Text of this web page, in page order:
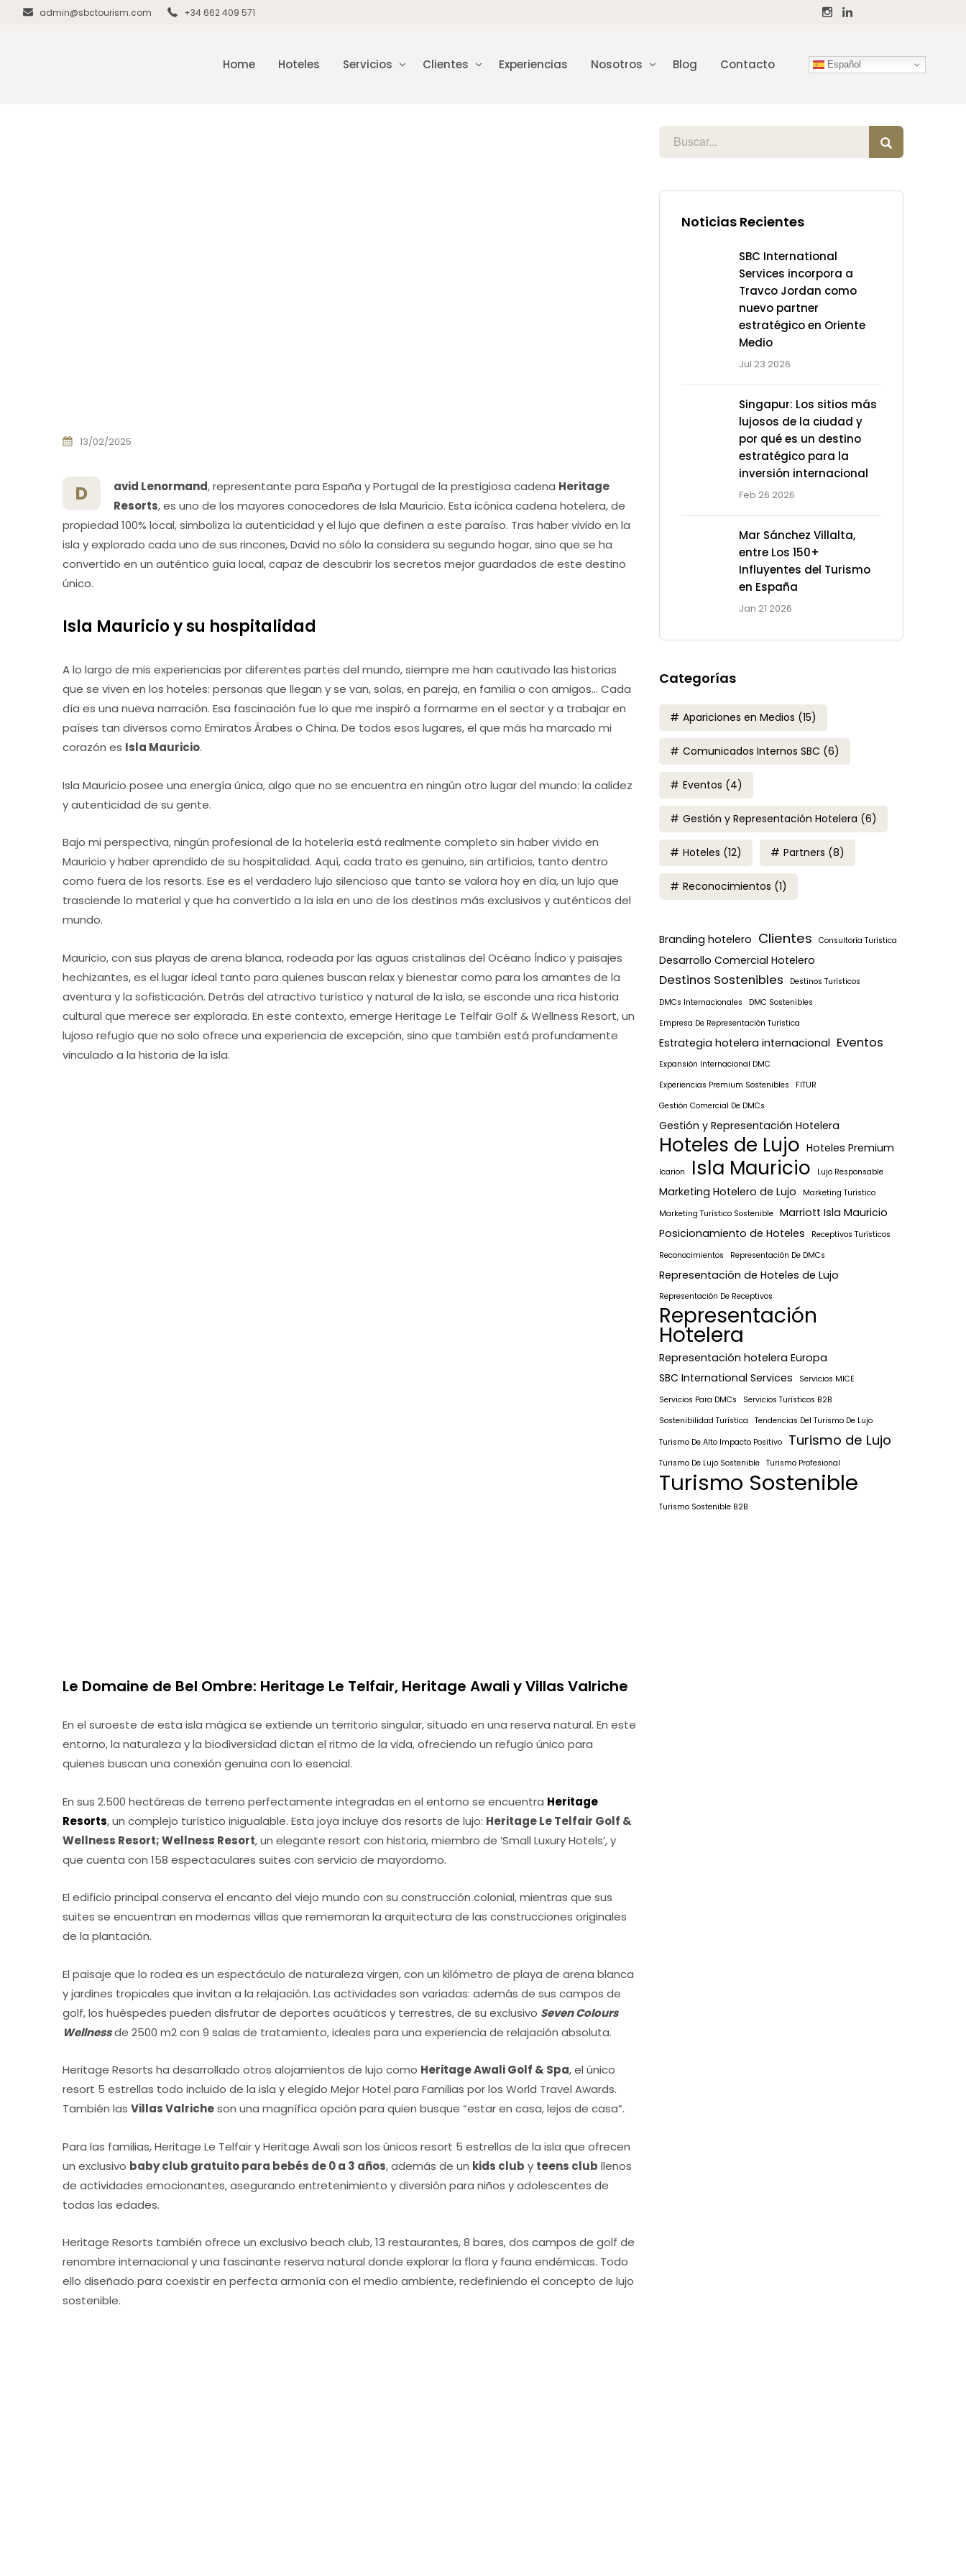
admin@sbctourism.com +34 662 409 571
Home Hoteles Servicios Clientes Experiencias Nosotros Blog Contacto Español
Noticias Recientes
SBC International
Services incorpora a
Travco Jordan como
nuevo partner
estratégico en Oriente
Medio
Jul 23 2026
Singapur: Los sitios más
lujosos de la ciudad y
por qué es un destino
estratégico para la
inversión internacional
Feb 26 2026
Mar Sánchez Villalta,
entre Los 150+
Influyentes del Turismo
en España
Jan 21 2026
Categorías
Apariciones en Medios (15)
Comunicados Internos SBC (6)
Eventos (4)
Gestión y Representación Hotelera (6)
Hoteles (12) Partners (8)
Reconocimientos (1)
Branding hotelero Clientes Consultoría Turística
Desarrollo Comercial Hotelero
Destinos Sostenibles
Destinos Turísticos
DMCs Internacionales
DMC Sostenibles
Empresa De Representación Turística
Estrategia hotelera internacional Eventos
Expansión Internacional DMC
Experiencias Premium Sostenibles
FITUR
Gestión Comercial De DMCs
Gestión y Representación Hotelera
Hoteles de Lujo Hoteles Premium
Icarion Isla Mauricio Lujo Responsable
Marketing Hotelero de Lujo
Marketing Turístico
Marketing Turístico Sostenible Marriott Isla Mauricio
Posicionamiento de Hoteles
Receptivos Turísticos
Reconocimientos
Representación De DMCs
Representación de Hoteles de Lujo
Representación De Receptivos
Representación
Hotelera
Representación hotelera Europa
SBC International Services
Servicios MICE
Servicios Para DMCs
Servicios Turísticos B2B
Sostenibilidad Turística
Tendencias Del Turismo De Lujo
Turismo De Alto Impacto Positivo
Turismo de Lujo
Turismo De Lujo Sostenible Turismo Profesional
Turismo Sostenible
Turismo Sostenible B2B
13/02/2025
D avid Lenormand, representante para España y Portugal de la prestigiosa cadena Heritage
Resorts, es uno de los mayores conocedores de Isla Mauricio. Esta icónica cadena hotelera, de
propiedad 100% local, simboliza la autenticidad y el lujo que definen a este paraíso. Tras haber vivido en la
isla y explorado cada uno de sus rincones, David no sólo la considera su segundo hogar, sino que se ha
convertido en un auténtico guía local, capaz de descubrir los secretos mejor guardados de este destino
único.
Isla Mauricio y su hospitalidad
A lo largo de mis experiencias por diferentes partes del mundo, siempre me han cautivado las historias
que se viven en los hoteles: personas que llegan y se van, solas, en pareja, en familia o con amigos… Cada
día es una nueva narración. Esa fascinación fue lo que me inspiró a formarme en el sector y a trabajar en
países tan diversos como Emiratos Árabes o China. De todos esos lugares, el que más ha marcado mi
corazón es Isla Mauricio.
Isla Mauricio posee una energía única, algo que no se encuentra en ningún otro lugar del mundo: la calidez
y autenticidad de su gente.
Bajo mi perspectiva, ningún profesional de la hotelería está realmente completo sin haber vivido en
Mauricio y haber aprendido de su hospitalidad. Aquí, cada trato es genuino, sin artificios, tanto dentro
como fuera de los resorts. Ese es el verdadero lujo silencioso que tanto se valora hoy en día, un lujo que
trasciende lo material y que ha convertido a la isla en uno de los destinos más exclusivos y auténticos del
mundo.
Mauricio, con sus playas de arena blanca, rodeada por las aguas cristalinas del Océano Índico y paisajes
hechizantes, es el lugar ideal tanto para quienes buscan relax y bienestar como para los amantes de la
aventura y la sofisticación. Detrás del atractivo turístico y natural de la isla, se esconde una rica historia
cultural que merece ser explorada. En este contexto, emerge Heritage Le Telfair Golf & Wellness Resort, un
lujoso refugio que no solo ofrece una experiencia de excepción, sino que también está profundamente
vinculado a la historia de la isla.
Le Domaine de Bel Ombre: Heritage Le Telfair, Heritage Awali y Villas Valriche
En el suroeste de esta isla mágica se extiende un territorio singular, situado en una reserva natural. En este
entorno, la naturaleza y la biodiversidad dictan el ritmo de la vida, ofreciendo un refugio único para
quienes buscan una conexión genuina con lo esencial.
En sus 2.500 hectáreas de terreno perfectamente integradas en el entorno se encuentra Heritage
Resorts, un complejo turístico inigualable. Esta joya incluye dos resorts de lujo: Heritage Le Telfair Golf &
Wellness Resort; Wellness Resort, un elegante resort con historia, miembro de ‘Small Luxury Hotels’, y
que cuenta con 158 espectaculares suites con servicio de mayordomo.
El edificio principal conserva el encanto del viejo mundo con su construcción colonial, mientras que sus
suites se encuentran en modernas villas que rememoran la arquitectura de las construcciones originales
de la plantación.
El paisaje que lo rodea es un espectáculo de naturaleza virgen, con un kilómetro de playa de arena blanca
y jardines tropicales que invitan a la relajación. Las actividades son variadas: además de sus campos de
golf, los huéspedes pueden disfrutar de deportes acuáticos y terrestres, de su exclusivo Seven Colours
Wellnessde 2500 m2 con 9 salas de tratamiento, ideales para una experiencia de relajación absoluta.
Heritage Resorts ha desarrollado otros alojamientos de lujo como Heritage Awali Golf & Spa, el único
resort 5 estrellas todo incluido de la isla y elegido Mejor Hotel para Familias por los World Travel Awards.
También las Villas Valricheson una magnífica opción para quien busque “estar en casa, lejos de casa”.
Para las familias, Heritage Le Telfair y Heritage Awali son los únicos resort 5 estrellas de la isla que ofrecen
un exclusivo baby club gratuito para bebés de 0 a 3 años, además de un kids club y teens club llenos
de actividades emocionantes, asegurando entretenimiento y diversión para niños y adolescentes de
todas las edades.
Heritage Resorts también ofrece un exclusivo beach club, 13 restaurantes, 8 bares, dos campos de golf de
renombre internacional y una fascinante reserva natural donde explorar la flora y fauna endémicas. Todo
ello diseñado para coexistir en perfecta armonía con el medio ambiente, redefiniendo el concepto de lujo
sostenible.